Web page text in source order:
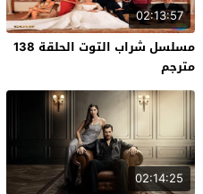
02:13:57
مسلسل شراب التوت الحلقة 138
مترجم
02:14:25